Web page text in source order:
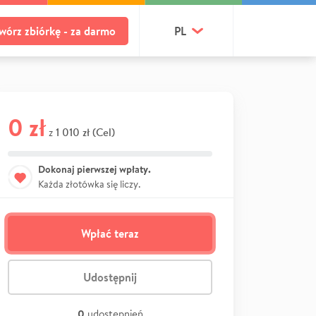
zbiórkę - za darmo PL
0 zł z 1 010 zł (Cel)
Dokonaj pierwszej wpłaty.
Każda złotówka się liczy.
Wpłać teraz
Udostępnij